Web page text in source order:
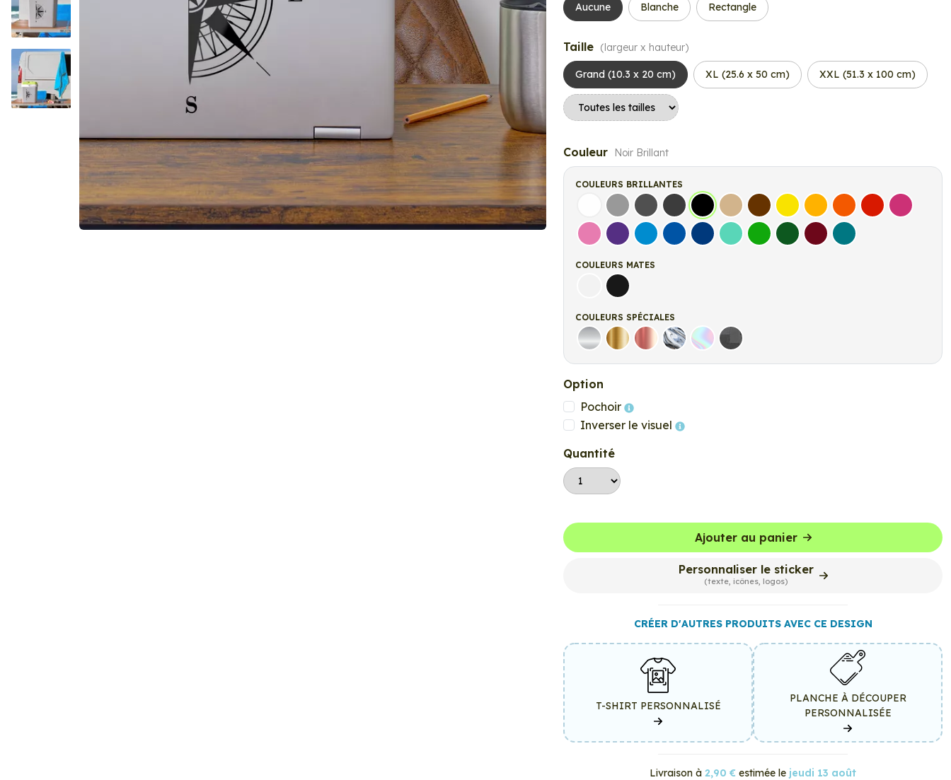
Aucune Blanche Rectangle
Taille (largeur x hauteur)
Grand (10.3 x 20 cm) XL (25.6 x 50 cm) XXL (51.3 x 100 cm)
Couleur Noir Brillant
COULEURS BRILLANTES
Blanc Gris Gris FoncéGris Anthracite
Noir Beige Marron Jaune ClairJaune Foncé
OrangeRouge Fuschia
Rose Violet Bleu clairBleu MoyenBleu FoncéBleu VertVert clairVert FoncéBordeauxTurquoise
COULEURS MATES
Blanc matNoir Mat
COULEURS SPÉCIALES
Argent Or Rose Gold
ChromeHolographique
Carbone Noir
Option
Pochoir
Inverser le visuel
Quantité
Ajouter au panier
Personnaliser le sticker
(texte, icônes, logos)
CRÉER D'AUTRES PRODUITS AVEC CE DESIGN
T-SHIRT PERSONNALISÉ
PLANCHE À DÉCOUPER
PERSONNALISÉE
Livraison à 2,90 € estimée le jeudi 13 août